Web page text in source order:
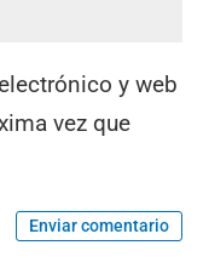
y web
vez que
Enviar comentario